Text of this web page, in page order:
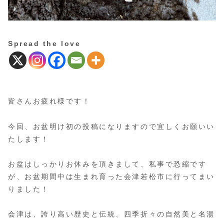
Spread the love
皆さんお疲れ様です！
今回、お盆明け初の投稿になりますので宜しくお願いい
たします！
お盆はしっかりお休みを頂きまして、私事で恐縮です
が、お盆期間中は生まれ育った会津若松市に行ってまい
りました！
会津は、誇り高い歴史と伝統、四季折々の自然美と名湯